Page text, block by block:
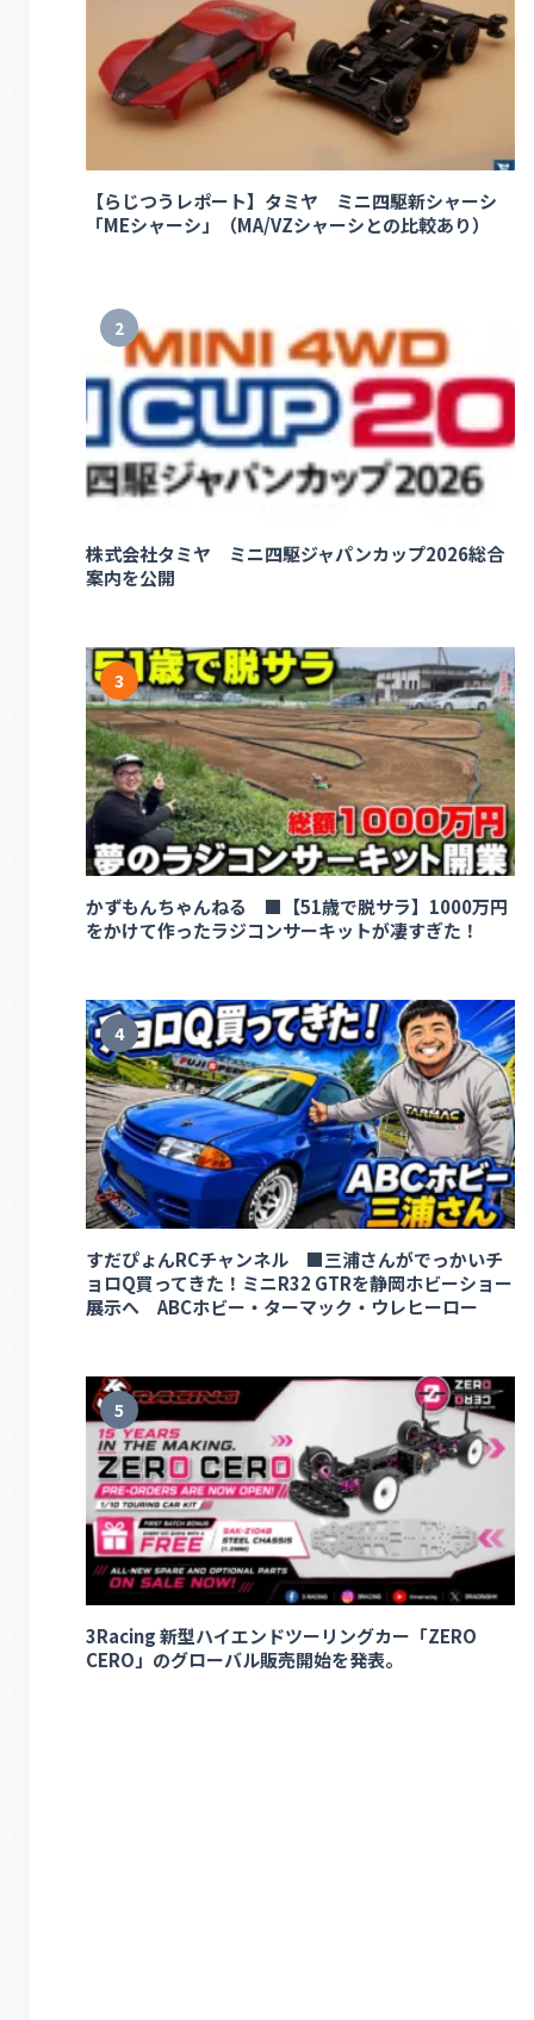
【らじつうレポート】タミヤ ミニ四駆新シャーシ
「MEシャーシ」（MA/VZシャーシとの比較あり）
2
株式会社タミヤ ミニ四駆ジャパンカップ2026総合
案内を公開
3
かずもんちゃんねる ■【51歳で脱サラ】1000万円
をかけて作ったラジコンサーキットが凄すぎた！
4
すだぴょんRCチャンネル ■三浦さんがでっかいチ
ョロQ買ってきた！ミニR32 GTRを静岡ホビーショー
展示へ ABCホビー・ターマック・ウレヒーロー
5
3Racing 新型ハイエンドツーリングカー「ZERO
CERO」のグローバル販売開始を発表。